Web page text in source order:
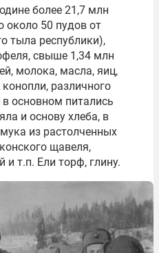
более 21,7 млн
около 50 пудов от
тыла республики),
свыше 1,34 млн
молока, масла, яиц,
различного
основном питались
и основу хлеба, в
из растолченных
щавеля,
и т.п. Ели торф, глину.